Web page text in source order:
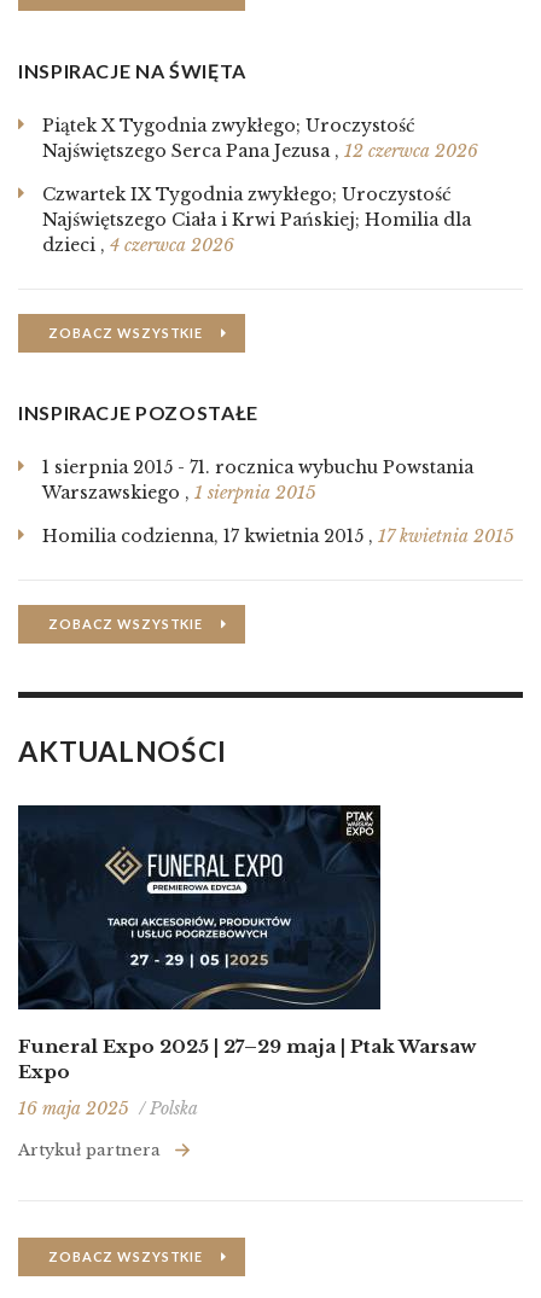
INSPIRACJE NA ŚWIĘTA
Piątek X Tygodnia zwykłego; Uroczystość
Najświętszego Serca Pana Jezusa , 12 czerwca 2026
Czwartek IX Tygodnia zwykłego; Uroczystość
Najświętszego Ciała i Krwi Pańskiej; Homilia dla
dzieci , 4 czerwca 2026
ZOBACZ WSZYSTKIE
INSPIRACJE POZOSTAŁE
1 sierpnia 2015 - 71. rocznica wybuchu Powstania
Warszawskiego , 1 sierpnia 2015
Homilia codzienna, 17 kwietnia 2015 , 17 kwietnia 2015
ZOBACZ WSZYSTKIE
AKTUALNOŚCI
Funeral Expo 2025 | 27–29 maja | Ptak Warsaw
Expo
16 maja 2025 / Polska
Artykuł partnera
ZOBACZ WSZYSTKIE